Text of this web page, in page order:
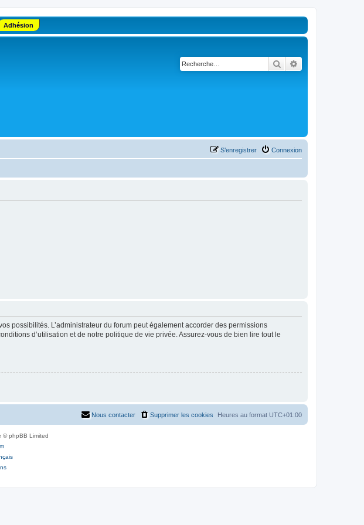
Adhésion
Rechercher
Connexion
S’enregistrer
possibilités. L’administrateur du forum peut également accorder des permissions
d’utilisation et de notre politique de vie privée. Assurez-vous de bien lire tout le
Heures au format UTC+01:00
Supprimer les cookies
Nous contacter
© phpBB Limited